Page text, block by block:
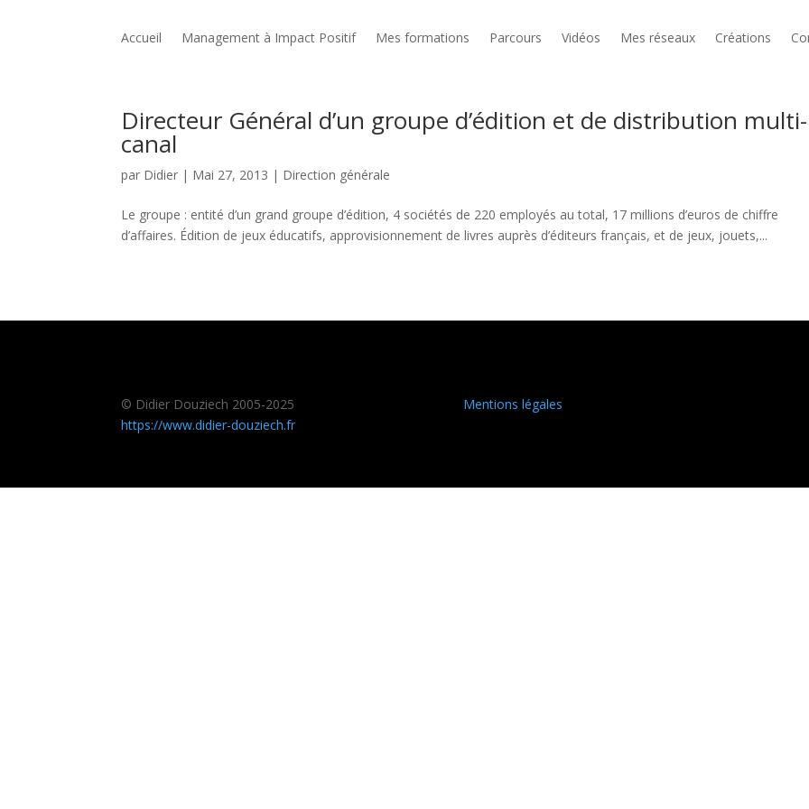
Accueil Management à Impact Positif Mes formations Parcours Vidéos Mes réseaux Créations
Directeur Général d’un groupe d’édition et de distribution multi-
canal
par Didier | Mai 27, 2013 | Direction générale
Le groupe : entité d’un grand groupe d’édition, 4 sociétés de 220 employés au total, 17 millions d’euros de chiffre
d’affaires. Édition de jeux éducatifs, approvisionnement de livres auprès d’éditeurs français, et de jeux, jouets,...
© Didier Douziech 2005-2025
https://www.didier-douziech.fr
Mentions légales